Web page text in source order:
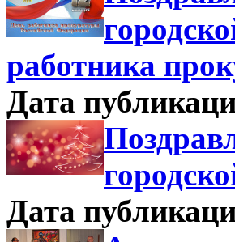
работника
Дата
Дата